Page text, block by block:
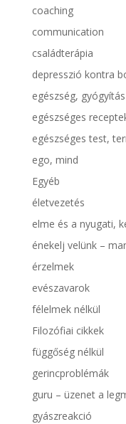
coaching
communication
családterápia
depresszió kontra
egészség, gyógyítás
egészséges
egészséges test,
ego, mind
Egyéb
életvezetés
elme és a nyugati,
énekelj velünk –
érzelmek
evészavarok
félelmek nélkül
Filozófiai cikkek
függőség nélkül
gerincproblémák
guru – üzenet a
gyászreakció